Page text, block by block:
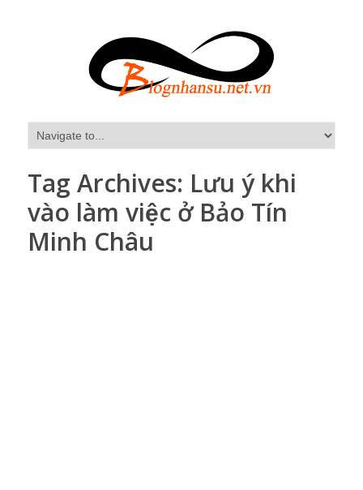
Tag Archives: Lưu ý khi
vào làm việc ở Bảo Tín
Minh Châu